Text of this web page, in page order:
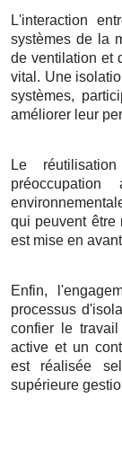
L'interaction
systèmes de la
de ventilation et
vital. Une
systèmes,
améliorer leur
Le
préoccupation
qui peuvent être
est mise en
Enfin,
processus
confier le
active et un
est réalisée
supérieure